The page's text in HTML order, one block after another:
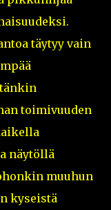
täytyy vain
toimivuuden
näytöllä
muuhun
kyseistä